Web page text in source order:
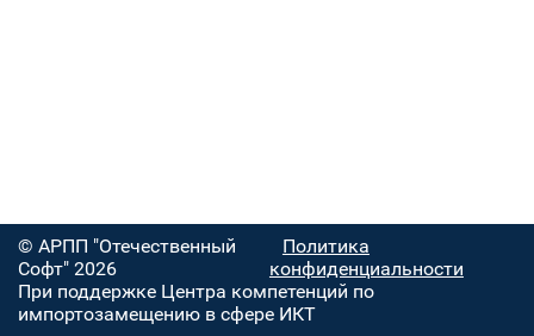
© АРПП "Отечественный
Софт" 2026
Политика
конфиденциальности
При поддержке Центра компетенций по
импортозамещению в сфере ИКТ